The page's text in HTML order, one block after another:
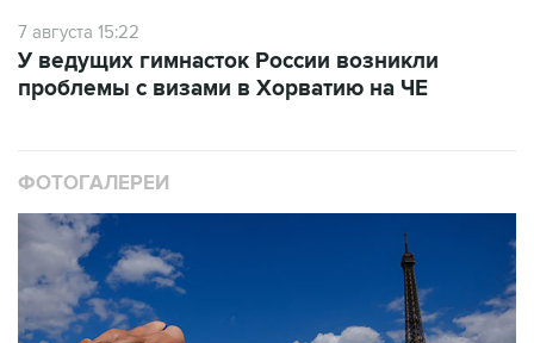
7 августа 15:22
У ведущих гимнасток России возникли
проблемы с визами в Хорватию на ЧЕ
ФОТОГАЛЕРЕИ